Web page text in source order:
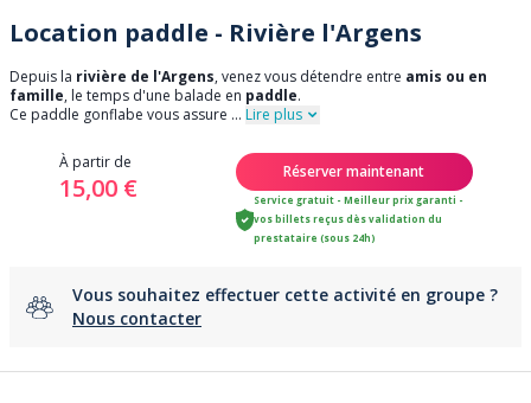
Location paddle - Rivière l'Argens
Depuis la rivière de l'Argens, venez vous détendre entre amis ou en
famille, le temps d'une balade en paddle.
Ce paddle gonflabe vous assure ... Lire plus
À partir de
15,00 €
Réserver maintenant
Service gratuit - Meilleur prix garanti -
vos billets reçus dès validation du
prestataire (sous 24h)
Vous souhaitez effectuer cette activité en groupe ?
Nous contacter